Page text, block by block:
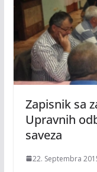
Zapisnik sa
Upravnih
saveza
22. Septembra